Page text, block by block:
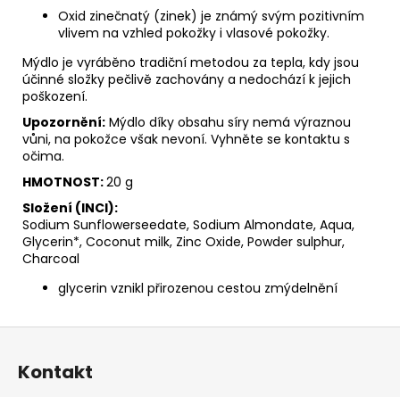
Oxid zinečnatý (zinek) je známý svým pozitivním
vlivem na vzhled pokožky i vlasové pokožky.
Mýdlo je vyráběno tradiční metodou za tepla, kdy jsou
účinné složky pečlivě zachovány a nedochází k jejich
poškození.
Upozornění: Mýdlo díky obsahu síry nemá výraznou
vůni, na pokožce však nevoní. Vyhněte se kontaktu s
očima.
HMOTNOST:20 g
Složení (INCI):
Sodium Sunflowerseedate, Sodium Almondate, Aqua,
Glycerin*, Coconut milk, Zinc Oxide, Powder sulphur,
Charcoal
glycerin vznikl přirozenou cestou zmýdelnění
Z
Kontakt